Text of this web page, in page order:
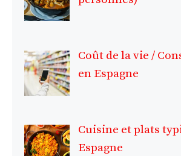
Coût de la vie /
en Espagne
Cuisine et plats
Espagne